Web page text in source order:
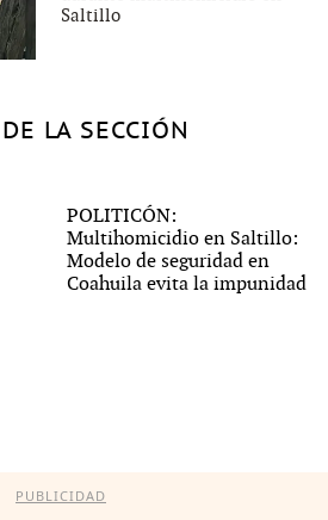
Saltillo
LA SECCIÓN
POLITICÓN:
Multihomicidio en Saltillo:
Modelo de seguridad en
Coahuila evita la impunidad
PUBLICIDAD